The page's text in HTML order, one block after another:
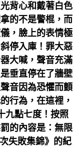
背心和戴著白色
的不是警棍，而
，臉上的表情極
停入庫！罪大惡
大喊，聲音充滿
垂直停在了牆壁
音因為恐懼而顫
行為，在這裡，
九點七度！按照
的內容是：無限
失敗集錦》的紀